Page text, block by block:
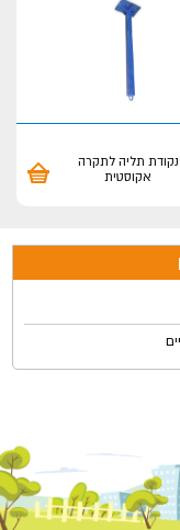
נקודת תליה לתקרה
אקוסטית